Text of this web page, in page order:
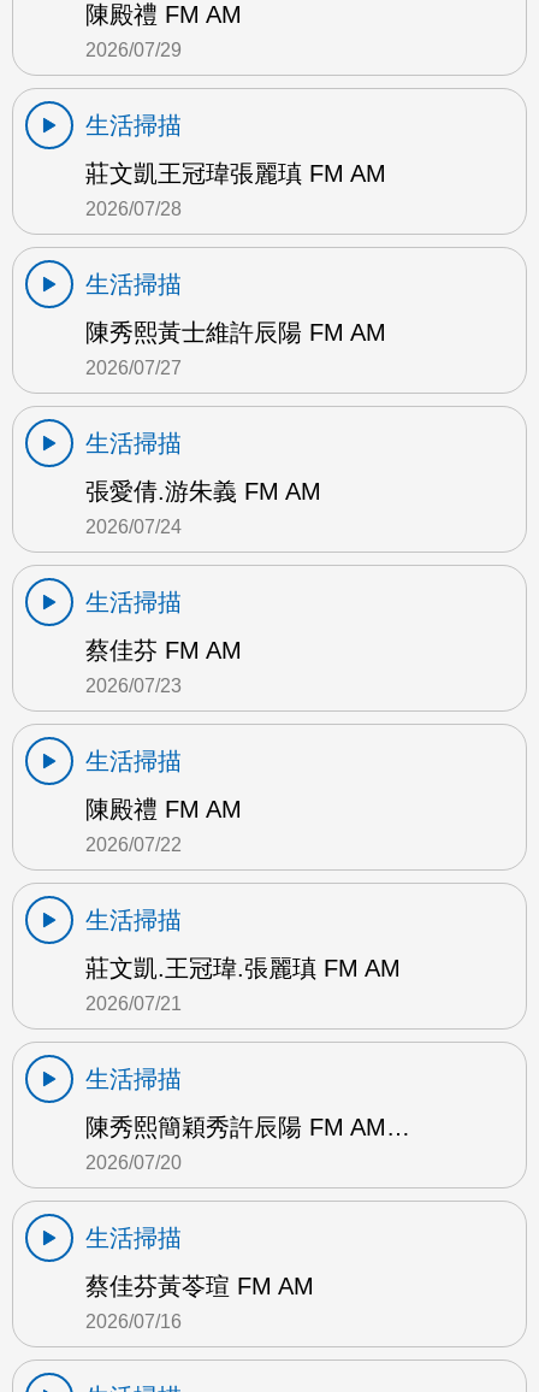
陳殿禮 FM AM
2026/07/29
生活掃描
莊文凱王冠瑋張麗瑱 FM AM
2026/07/28
生活掃描
陳秀熙黃士維許辰陽 FM AM
2026/07/27
生活掃描
張愛倩.游朱義 FM AM
2026/07/24
生活掃描
蔡佳芬 FM AM
2026/07/23
生活掃描
陳殿禮 FM AM
2026/07/22
生活掃描
莊文凱.王冠瑋.張麗瑱 FM AM
2026/07/21
生活掃描
陳秀熙簡穎秀許辰陽 FM AM…
2026/07/20
生活掃描
蔡佳芬黃苓瑄 FM AM
2026/07/16